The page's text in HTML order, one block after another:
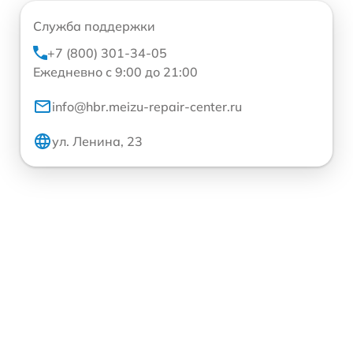
Служба поддержки
+7 (800) 301-34-05
Ежедневно с 9:00 до 21:00
info@hbr.meizu-repair-center.ru
ул. Ленина, 23